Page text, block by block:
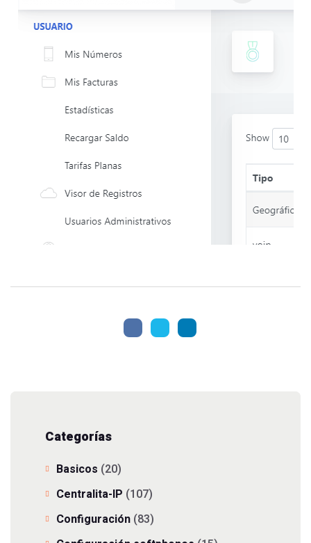
Categorías
Basicos (20)
Centralita-IP (107)
Configuración (83)